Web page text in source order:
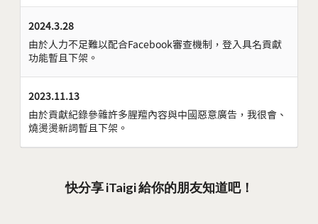
2024.3.28
由於人力不足難以配合Facebook審查機制，登入具名貢獻
功能暫且下架。
2023.11.13
由於貢獻紀錄參雜許多腥羶內容與中國惡意廣告，我很會、
燒燙燙新詞暫且下架。
快分享 iTaigi 給你的朋友知道吧！